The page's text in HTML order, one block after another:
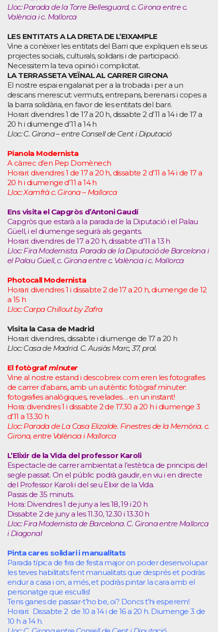
Lloc: Parada de la Torre Bellesguard, c. Girona entre c.
València i c. Mallorca
LES ENTITATS A LA DRETA DE L’EIXAMPLE
Vine a conèixer les entitats del Barri que expliquen els seus
projectes socials, culturals, solidaris i de participació.
Necessitem la teva opinió i complicitat.
LA TERRASSETA VEÏNAL AL CARRER GIRONA
El nostre espai engalanat per a la trobada i per a un
descans merescut: vermuts, entrepans, berenars i copes a
la barra solidària, en favor de les entitats del barri.
Horari: divendres 1 de 17 a 20 h, dissabte 2 d’11 a 14 i de 17 a
20 h i diumenge d’11 a 14 h
Lloc: C. Girona – entre Consell de Cent i Diputació
Pianola Modernista
A càrrec d’en Pep Domènech
Horari: divendres 1 de 17 a 20 h, dissabte 2 d’11 a 14 i de 17 a
20 h i diumenge d’11 a 14 h
Lloc: Xamfrà c. Girona – Mallorca
Ens visita el Capgròs d’Antoni Gaudí
Capgròs que estarà a la parada de la Diputació i el Palau
Güell, i el diumenge seguirà als gegants.
Horari: divendres de 17 a 20 h, dissabte d’11 a 13 h
Lloc: Fira Modernista. Parada de la Diputació de Barcelona i
el Palau Güell, c. Girona entre c. València i c. Mallorca
Photocall Modernista
Horari: divendres 1 i dissabte 2 de 17 a 20 h, diumenge de 12
a 15 h
Lloc: Carpa Chillout by Zafra
Visita la Casa de Madrid
Horari: divendres, dissabte i diumenge de 17 a 20 h
Lloc: Casa de Madrid. C. Ausiàs Marc, 37, pral.
El fotògrafminuter
Vine al nostre estand i descobreix com eren les fotografies
de carrer d’abans, amb un autèntic fotògrafminuter:
fotografies analògiques, revelades… en un instant!
Hora: divendres 1 i dissabte 2 de 17.30 a 20 h i diumenge 3
d’11 a 13.30 h
Lloc: Parada de La Casa Elizalde. Finestres de la Memòria. c.
Girona, entre València i Mallorca
L’Elixir de la Vida del professor Karoli
Espectacle de carrer ambientat a l’estètica de principis del
segle passat. On el públic podrà gaudir, en viu i en directe
del Professor Karoli i del seu Elixir de la Vida.
Passis de 35 minuts.
Hora: Divendres 1 de juny a les 18, 19 i 20 h
Dissabte 2 de juny a les 11.30, 12.30 i 13.30 h
Lloc: Fira Modernista de Barcelona. C. Girona entre Mallorca
i Diagonal
Pinta cares solidari i manualitats
Parada típica de fira de festa major on poder desenvolupar
les teves habilitats fent manualitats que després et podràs
endur a casa i on, a més, et podràs pintar la cara amb el
personatge que escullis!
Tens ganes de passar-t’ho be, oi? Doncs t’hi esperem!
Horari: Dissabte 2 de 10 a 14 i de 16 a 20 h. Diumenge 3 de
10 h a 14 h.